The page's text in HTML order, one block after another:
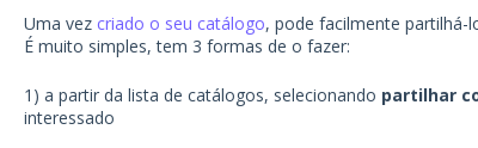
Uma vez criado o seu catálogo, pode facilmente partilhá-
É muito simples, tem 3 formas de o fazer:
1) a partir da lista de catálogos, selecionando partilhar
interessado